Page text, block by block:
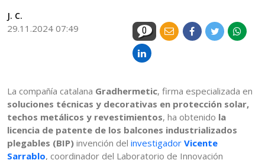
J. C.
29.11.2024 07:49 0
La compañía catalana Gradhermetic, firma especializada en
soluciones técnicas y decorativas en protección solar,
techos metálicos y revestimientos, ha obtenido la
licencia de patente de los balcones industrializados
plegables (BIP) invención del investigador Vicente
Sarrablo, coordinador del Laboratorio de Innovación